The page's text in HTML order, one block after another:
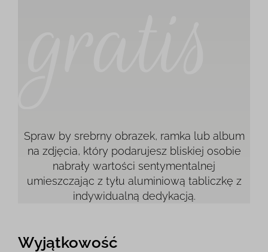
Spraw by srebrny obrazek, ramka lub album
na zdjęcia, który podarujesz bliskiej osobie
nabrały wartości sentymentalnej
umieszczając z tyłu aluminiową tabliczkę z
indywidualną dedykacją.
Wyjątkowość